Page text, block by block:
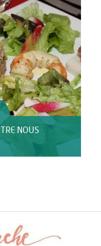
NOUS